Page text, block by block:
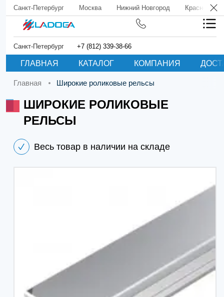
Санкт-Петербург Москва Нижний Новгород Краснодар
Санкт-Петербург +7 (812) 339-38-66
ГЛАВНАЯ КАТАЛОГ КОМПАНИЯ
Главная Широкие роликовые рельсы
ШИРОКИЕ РОЛИКОВЫЕ
РЕЛЬСЫ
Весь товар в наличии на складе